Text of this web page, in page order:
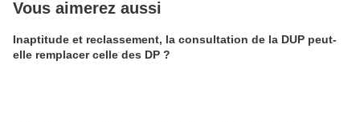
Vous aimerez aussi
Inaptitude et reclassement, la consultation de la DUP peut-
elle remplacer celle des DP ?